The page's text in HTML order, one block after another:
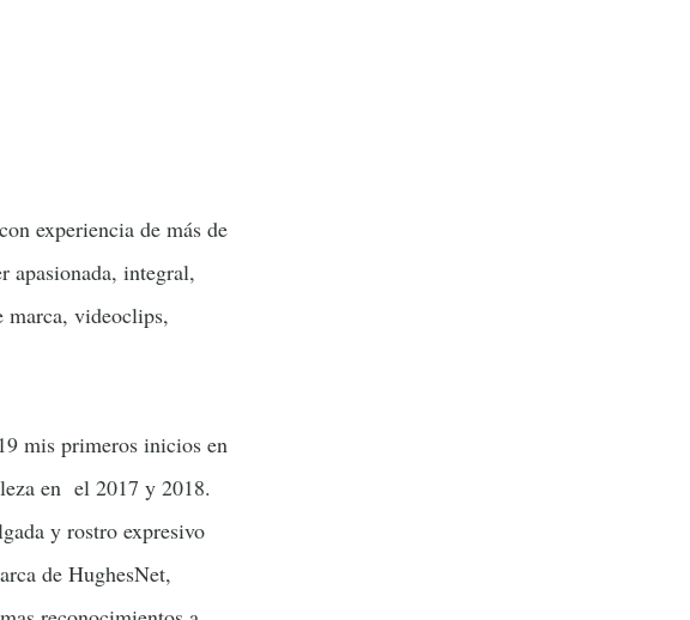
experiencia de más de
apasionada, integral,
marca, videoclips,
mis primeros inicios en
en el 2017 y 2018.
y rostro expresivo
de HughesNet,